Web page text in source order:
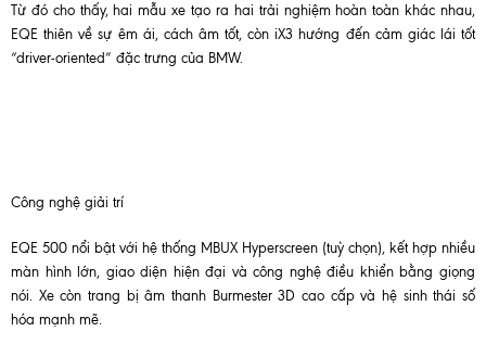
Từ đó cho thấy, hai mẫu xe tạo ra hai trải nghiệm hoàn toàn khác nhau,
EQE thiên về sự êm ái, cách âm tốt, còn iX3 hướng đến cảm giác lái tốt
“driver-oriented” đặc trưng của BMW.
Công nghệ giải trí
EQE 500 nổi bật với hệ thống MBUX Hyperscreen (tuỳ chọn), kết hợp nhiều
màn hình lớn, giao diện hiện đại và công nghệ điều khiển bằng giọng
nói. Xe còn trang bị âm thanh Burmester 3D cao cấp và hệ sinh thái số
hóa mạnh mẽ.